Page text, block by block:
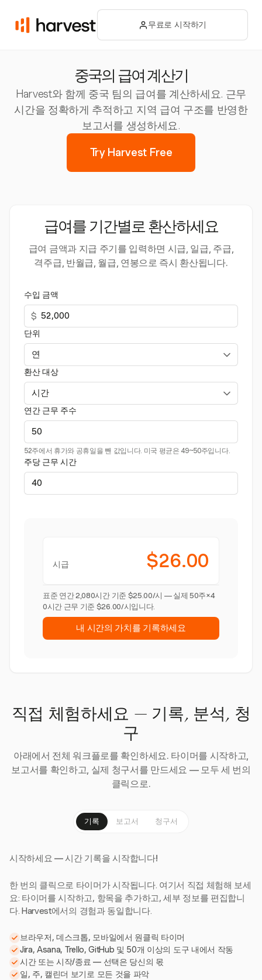
무료로 시작하기
중국의 급여 계산기
Harvest와 함께 중국 팀의 급여를 계산하세요. 근무
시간을 정확하게 추적하고 지역 급여 구조를 반영한
보고서를 생성하세요.
Try Harvest Free
급여를 기간별로 환산하세요
급여 금액과 지급 주기를 입력하면 시급, 일급, 주급,
격주급, 반월급, 월급, 연봉으로 즉시 환산됩니다.
수입 금액
$
단위
환산 대상
연간 근무 주수
52주에서 휴가와 공휴일을 뺀 값입니다. 미국 평균은 49~50주입니다.
주당 근무 시간
시급 $26.00
표준 연간 2,080시간 기준 $25.00/시 — 실제 50주×4
0시간 근무 기준 $26.00/시입니다.
내 시간의 가치를 기록하세요
직접 체험하세요 — 기록, 분석, 청
구
아래에서 전체 워크플로를 확인하세요. 타이머를 시작하고,
보고서를 확인하고, 실제 청구서를 만드세요 — 모두 세 번의
클릭으로.
기록 보고서 청구서
시작하세요 — 시간 기록을 시작합니다!
한 번의 클릭으로 타이머가 시작됩니다. 여기서 직접 체험해 보세
요: 타이머를 시작하고, 항목을 추가하고, 세부 정보를 편집합니
다. Harvest에서의 경험과 동일합니다.
브라우저, 데스크톱, 모바일에서 원클릭 타이머
Jira, Asana, Trello, GitHub 및 50개 이상의 도구 내에서 작동
시간 또는 시작/종료 — 선택은 당신의 몫
일, 주, 캘린더 보기로 모든 것을 파악